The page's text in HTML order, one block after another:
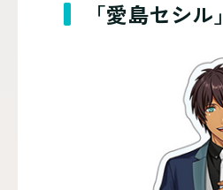
「愛島セシル」